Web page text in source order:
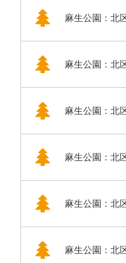
麻生公園：北
麻生公園：北
麻生公園：北
麻生公園：北
麻生公園：北
麻生公園：北